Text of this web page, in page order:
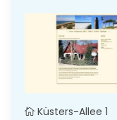
Küsters-Allee 1